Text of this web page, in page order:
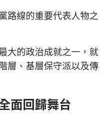
路線的重要代表人物之
大的政治成就之一，就
層、基層保守派以及傳
面回歸舞台